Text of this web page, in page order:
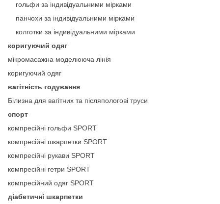
гольфи за індивідуальними мірками
панчохи за індивідуальними мірками
колготки за індивідуальними мірками
коригуючий одяг
мікромасажна моделююча лінія
коригуючий одяг
вагітність годування
Білизна для вагітних та післяпологові труси
спорт
компресійні гольфи SPORT
компресійні шкарпетки SPORT
компресійні рукави SPORT
компресійні гетри SPORT
компресійний одяг SPORT
діабетичні шкарпетки